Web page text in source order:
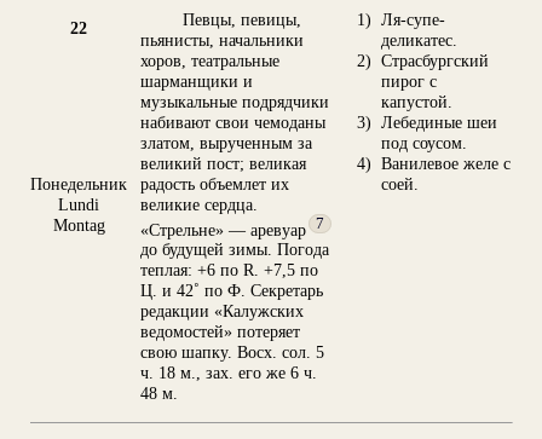
22
Певцы, певицы,
пьянисты, начальники
хоров, театральные
шарманщики и
музыкальные подрядчики
набивают свои чемоданы
златом, вырученным за
великий пост; великая
радость объемлет их
великие сердца.
«Стрельне» — аревуар 7
до будущей зимы. Погода
теплая: +6 по R. +7,5 по
Ц. и 42˚ по Ф. Секретарь
редакции «Калужских
ведомостей» потеряет
свою шапку. Восх. сол. 5
ч. 18 м., зах. его же 6 ч.
48 м.
1) Ля-супе-
деликатес.
2) Страсбургский
пирог с
капустой.
3) Лебединые шеи
под соусом.
4) Ванилевое желе с
соей.
Понедельник
Lundi
Montag